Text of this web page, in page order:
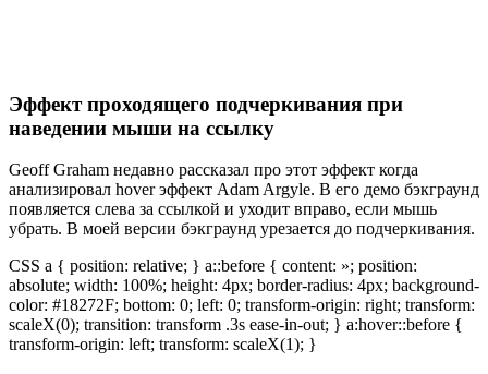
Эффект проходящего подчеркивания при
наведении мыши на ссылку
Geoff Graham недавно рассказал про этот эффект когда
анализировал hover эффект Adam Argyle. В его демо бэкграунд
появляется слева за ссылкой и уходит вправо, если мышь
убрать. В моей версии бэкграунд урезается до подчеркивания.
CSS a { position: relative; } a::before { content: »; position:
absolute; width: 100%; height: 4px; border-radius: 4px; background-
color: #18272F; bottom: 0; left: 0; transform-origin: right; transform:
scaleX(0); transition: transform .3s ease-in-out; } a:hover::before {
transform-origin: left; transform: scaleX(1); }